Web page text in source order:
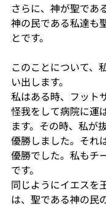
さらに、神が聖であ
神の民である私達も
とです。
このことについて、
い出します。
私はある時、フット
怪我をして病院に運
ます。その時、私が
優勝しました。それ
優勝でした。私もチ
です。
同じようにイエスを
は、聖である神の民